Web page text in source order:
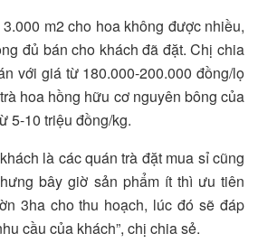
m2 cho hoa không được nhiều,
đủ bán cho khách đã đặt. Chị chia
với giá từ 180.000-200.000 đồng/lọ
hoa hồng hữu cơ nguyên bông của
5-10 triệu đồng/kg.
là các quán trà đặt mua sỉ cũng
bây giờ sản phẩm ít thì ưu tiên
3ha cho thu hoạch, lúc đó sẽ đáp
cầu của khách”, chị chia sẻ.